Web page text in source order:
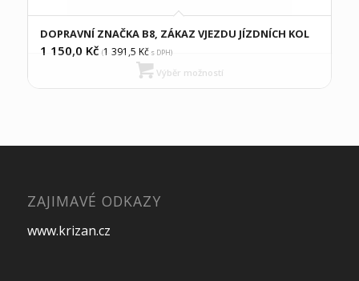
DOPRAVNÍ ZNAČKA B8, ZÁKAZ VJEZDU JÍZDNÍCH KOL
1 150,0 Kč (1 391,5 Kčs DPH)
Výběr možností
ZAJIMAVÉ ODKAZY
www.krizan.cz